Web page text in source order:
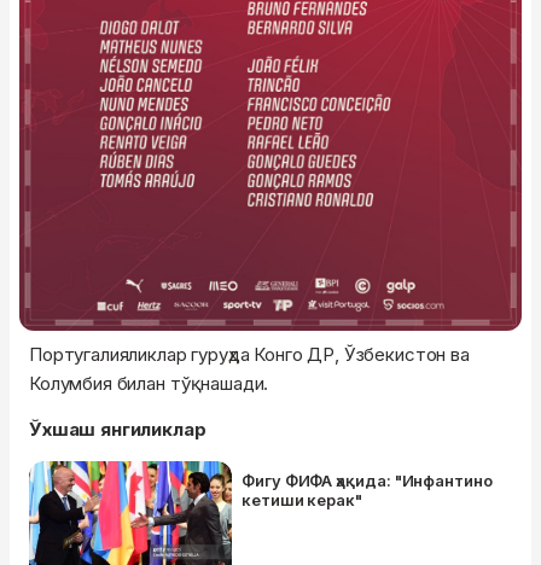
Португалияликлар гуруҳда Конго ДР, Ўзбекистон ва
Колумбия билан тўқнашади.
Ўхшаш янгиликлар
Фигу ФИФА ҳақида: "Инфантино
кетиши керак"